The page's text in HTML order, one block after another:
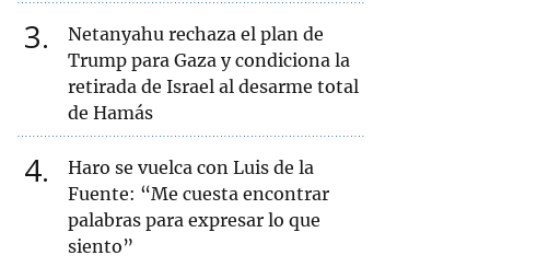
3
Netanyahu rechaza el plan de
Trump para Gaza y condiciona la
retirada de Israel al desarme total
de Hamás
4
Haro se vuelca con Luis de la
Fuente: “Me cuesta encontrar
palabras para expresar lo que
siento”